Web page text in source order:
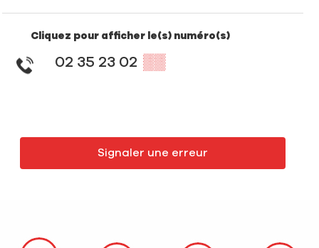
Cliquez pour afficher le(s) numéro(s)
02 35 23 02 ▒▒
Signaler une erreur